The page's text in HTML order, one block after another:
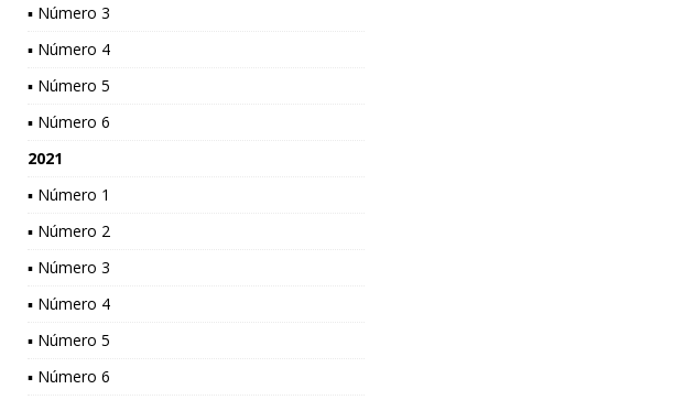
▪ Número 3
▪ Número 4
▪ Número 5
▪ Número 6
2021
▪ Número 1
▪ Número 2
▪ Número 3
▪ Número 4
▪ Número 5
▪ Número 6